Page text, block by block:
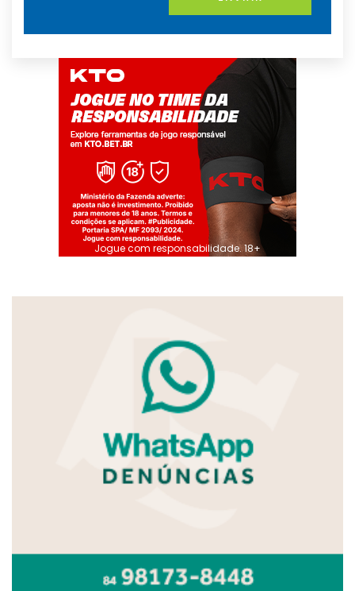
Jogue com responsabilidade. 18+